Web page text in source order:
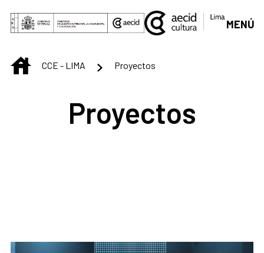
Saltar al contenido principal
MENÚ
INICIOCCE - LIMA Proyectos
Proyectos